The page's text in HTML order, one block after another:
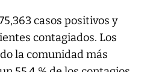
casos positivos y
contagiados. Los
la comunidad más